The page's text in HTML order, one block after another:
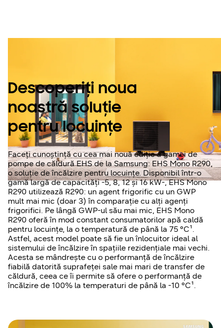
Descoperiți noua
noastră soluție
pentru locuințe
Faceți cunoștință cu cea mai nouă ediție a gamei de
pompe de căldură EHS de la Samsung: EHS Mono R290,
o soluție de încălzire pentru locuințe. Disponibil într-o
gamă largă de capacități -5, 8, 12 și 16 kW-, EHS Mono
R290 utilizează R290: un agent frigorific cu un GWP
mult mai mic (doar 3) în comparație cu alți agenți
frigorifici. Pe lângă GWP-ul său mai mic, EHS Mono
R290 oferă în mod constant consumatorilor apă caldă
pentru locuințe, la o temperatură de până la 75 °C¹.
Astfel, acest model poate să fie un înlocuitor ideal al
sistemului de încălzire în spațiile rezidențiale mai vechi.
Acesta se mândrește cu o performanță de încălzire
fiabilă datorită suprafeței sale mai mari de transfer de
căldură, ceea ce îi permite să ofere o performanță de
încălzire de 100% la temperaturi de până la -10 °C¹.